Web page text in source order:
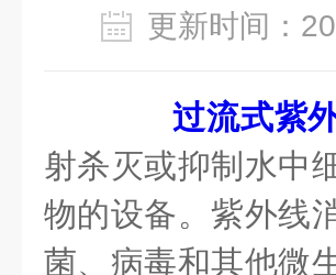
更新时间
过流式紫
射杀灭或抑制水中
物的设备。紫外线
菌、病毒和其他微